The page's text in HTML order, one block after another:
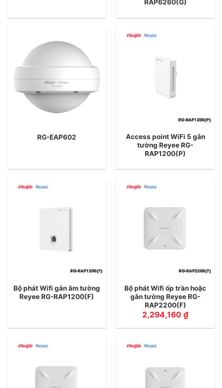
RAP6260(G)
RG-EAP602
Access point WiFi 5 gắn
tường Reyee RG-
RAP1200(P)
Bộ phát Wifi gắn âm tường
Reyee RG-RAP1200(F)
Bộ phát Wifi ốp trần hoặc
gắn tường Reyee RG-
RAP2200(F)
2,294,160 ₫